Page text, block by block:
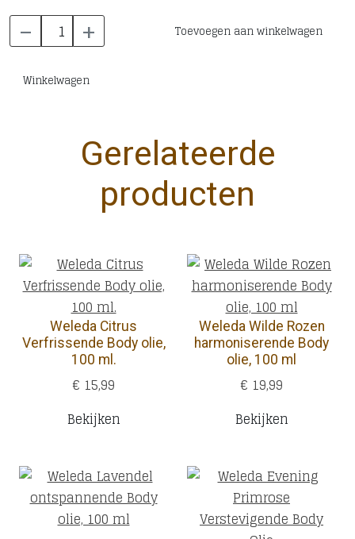
Daarnaast bevordert zij de elasticiteit en
spankracht van de huid.
- + Toevoegen aan winkelwagen
Winkelwagen
Gerelateerde
producten
Weleda Citrus
Verfrissende Body olie,
100 ml.
€ 15,99
Bekijken
Weleda Wilde Rozen
harmoniserende Body
olie, 100 ml
€ 19,99
Bekijken